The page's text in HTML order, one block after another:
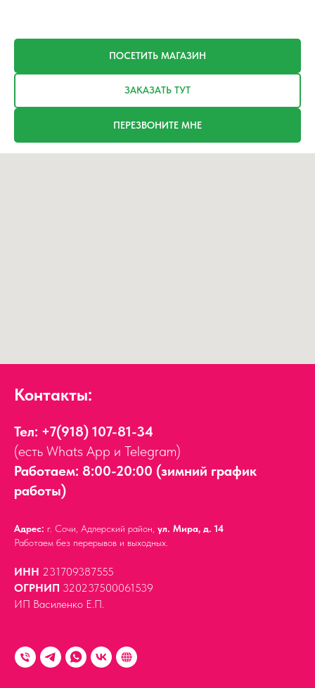
ПОСЕТИТЬ МАГАЗИН
ЗАКАЗАТЬ ТУТ
ПЕРЕЗВОНИТЕ МНЕ
Контакты:
Тел: +7(918) 107-81-34
(есть Whats App и Telegram)
Работаем: 8:00-20:00 (зимний график
работы)
Адрес: г. Сочи, Адлерский район, ул. Мира, д. 14
Работаем без перерывов и выходных.
ИНН 231709387555
ОГРНИП 320237500061539
ИП Василенко Е.П.